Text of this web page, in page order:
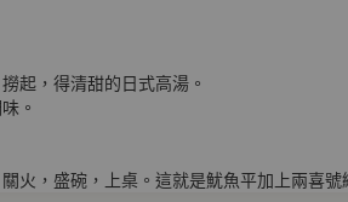
起，得清甜的日式高湯。
。
火，盛碗，上桌。這就是魷魚平加上兩喜號